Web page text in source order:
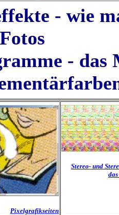
- wie
- das
Pixelgrafikseiten
Stereo- und